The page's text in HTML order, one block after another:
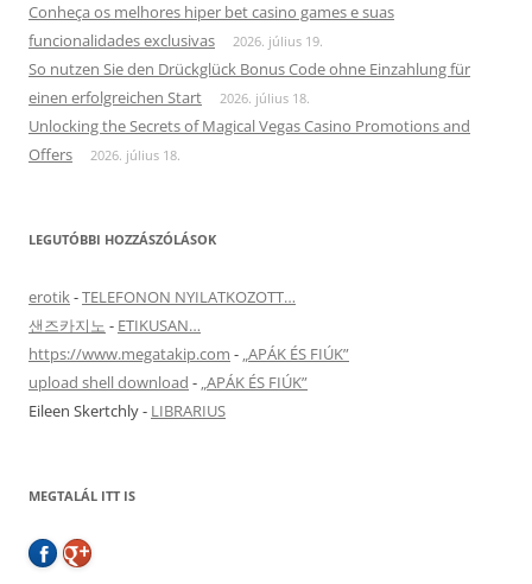
Conheça os melhores hiper bet casino games e suas
funcionalidades exclusivas
2026. július 19.
So nutzen Sie den Drückglück Bonus Code ohne Einzahlung für
einen erfolgreichen Start
2026. július 18.
Unlocking the Secrets of Magical Vegas Casino Promotions and
Offers
2026. július 18.
LEGUTÓBBI HOZZÁSZÓLÁSOK
erotik-TELEFONON NYILATKOZOTT…
샌즈카지노 - ETIKUSAN…
https://www.megatakip.com - „APÁK ÉS FIÚK”
upload shell download - „APÁK ÉS FIÚK”
Eileen Skertchly- LIBRARIUS
MEGTALÁL ITT IS